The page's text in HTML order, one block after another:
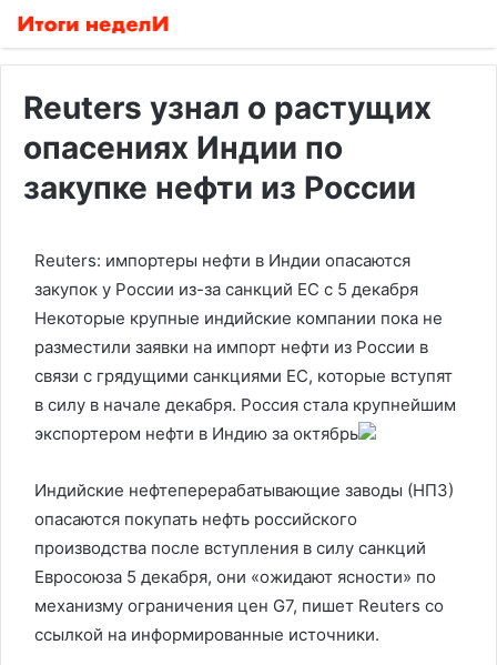
Reuters узнал о растущих
опасениях Индии по
закупке нефти из России
Reuters: импортеры нефти в Индии опасаются
закупок у России из-за санкций ЕС с 5 декабря
Некоторые крупные индийские компании пока не
разместили заявки на импорт нефти из России в
связи с грядущими санкциями ЕС, которые вступят
в силу в начале декабря. Россия стала крупнейшим
экспортером нефти в Индию за октябрь
Индийские нефтеперерабатывающие заводы (НПЗ)
опасаются покупать нефть российского
производства после вступления в силу санкций
Евросоюза 5 декабря, они «ожидают ясности» по
механизму ограничения цен G7, пишет Reuters со
ссылкой на информированные источники.